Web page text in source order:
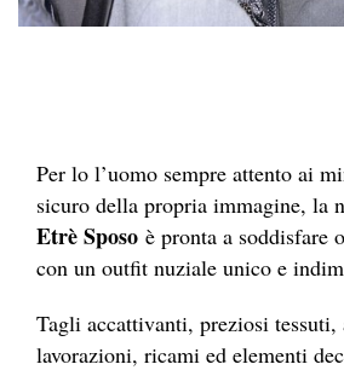
Per lo l’uomo sempre attento ai
sicuro della propria immagine, la
Etrè Sposo è pronta a soddisfare
con un outfit nuziale unico e
Tagli accattivanti, preziosi tessuti,
lavorazioni, ricami ed elementi